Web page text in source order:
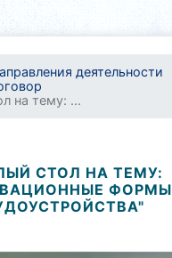
деятельности
на тему: ...
СТОЛ НА ТЕМУ:
ФОРМЫ